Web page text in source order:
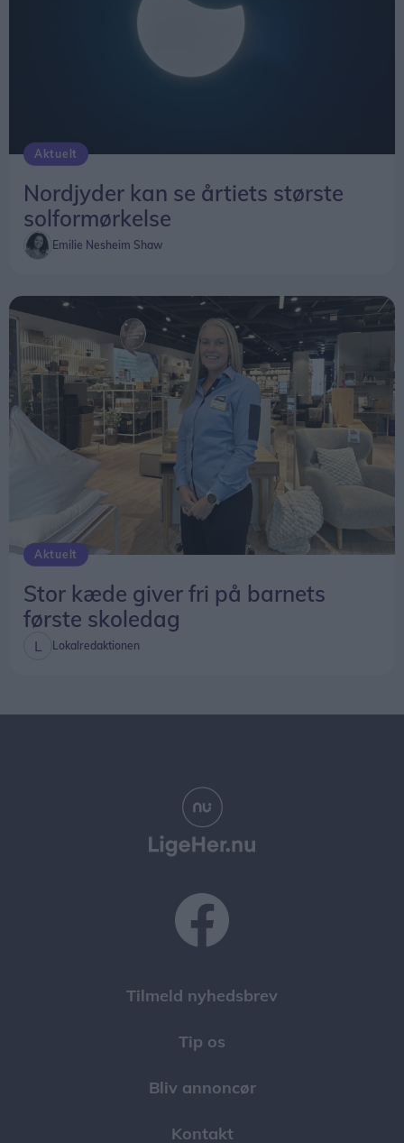
Aktuelt
Nordjyder kan se årtiets største
solformørkelse
Emilie Nesheim Shaw
Aktuelt
Stor kæde giver fri på barnets
første skoledag
Lokalredaktionen
Tilmeld nyhedsbrev
Tip os
Bliv annoncør
Kontakt